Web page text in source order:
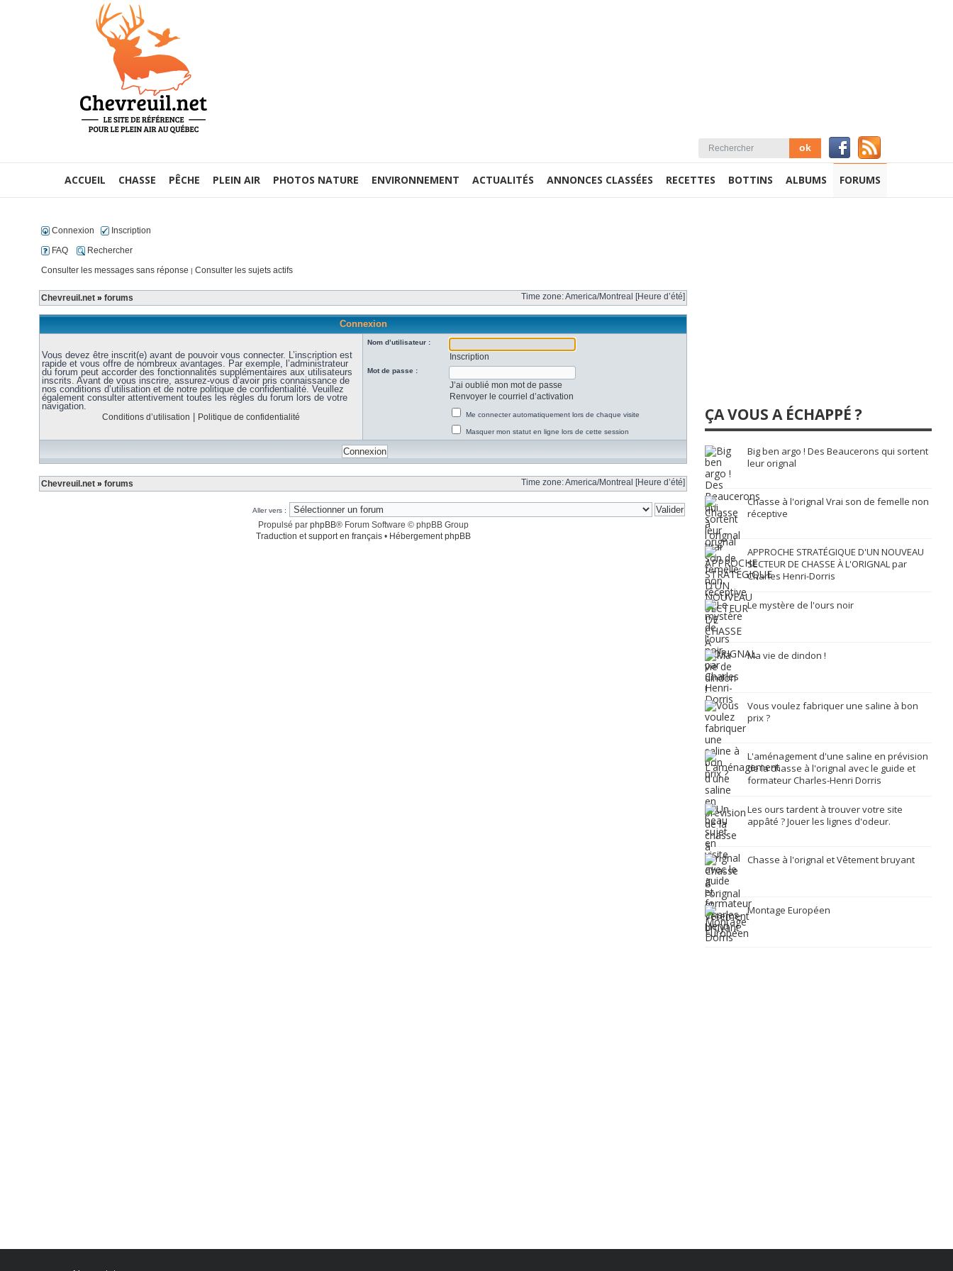
ACCUEIL CHASSE PÊCHE PLEIN AIR PHOTOS NATURE ENVIRONNEMENT ACTUALITÉS ANNONCES CLASSÉES RECETTES BOTTINS ALBUMS FORUMS
Connexion
Inscription
FAQ
Rechercher
Consulter les messages sans réponse | Consulter les sujets actifs
Chevreuil.net » forums Time zone: America/Montreal [Heure d’été]
Connexion
Vous devez être inscrit(e) avant de pouvoir vous connecter. L’inscription est
rapide et vous offre de nombreux avantages. Par exemple, l’administrateur
du forum peut accorder des fonctionnalités supplémentaires aux utilisateurs
inscrits. Avant de vous inscrire, assurez-vous d’avoir pris connaissance de
nos conditions d’utilisation et de notre politique de confidentialité. Veuillez
également consulter attentivement toutes les règles du forum lors de votre
navigation.
Conditions d’utilisation Politique de confidentialité
Nom d’utilisateur :
Inscription
Mot de passe :
J’ai oublié mon mot de passe
Renvoyer le courriel d’activation
Me connecter automatiquement lors de chaque visite
Masquer mon statut en ligne lors de cette session
Chevreuil.net » forums Time zone: America/Montreal [Heure d’été]
Aller vers :
Propulsé par phpBB® Forum Software © phpBB Group
Traduction et support en français• Hébergement phpBB
ÇA VOUS A ÉCHAPPÉ ?
Big ben argo ! Des Beaucerons qui sortent
leur orignal
Chasse à l'orignal Vrai son de femelle non
réceptive
APPROCHE STRATÉGIQUE D'UN NOUVEAU
SECTEUR DE CHASSE À L'ORIGNAL par
Charles Henri-Dorris
Le mystère de l'ours noir
Ma vie de dindon !
Vous voulez fabriquer une saline à bon
prix ?
L'aménagement d'une saline en prévision
de la chasse à l'orignal avec le guide et
formateur Charles-Henri Dorris
Les ours tardent à trouver votre site
appâté ? Jouer les lignes d'odeur.
Chasse à l'orignal et Vêtement bruyant
Montage Européen